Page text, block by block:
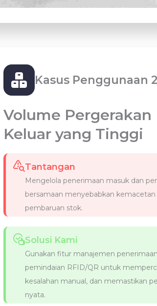
Kasus Penggunaan 2
Volume Pergerakan
Keluar yang Tinggi
Tantangan
Mengelola penerimaan masuk dan
bersamaan menyebabkan kemacetan
pembaruan stok.
Solusi Kami
Gunakan fitur manajemen
pemindaian RFID/QR untuk
kesalahan manual, dan memastikan
nyata.